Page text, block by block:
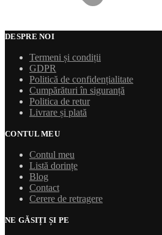
DESPRE NOI
Termeni și condiții
GDPR
Politică de confidențialitate
Cumpărături în siguranță
Politica de retur
Livrare și plată
CONTUL MEU
Contul meu
Listă dorințe
Blog
Contact
Cerere de retragere
NE GĂSIȚI ȘI PE